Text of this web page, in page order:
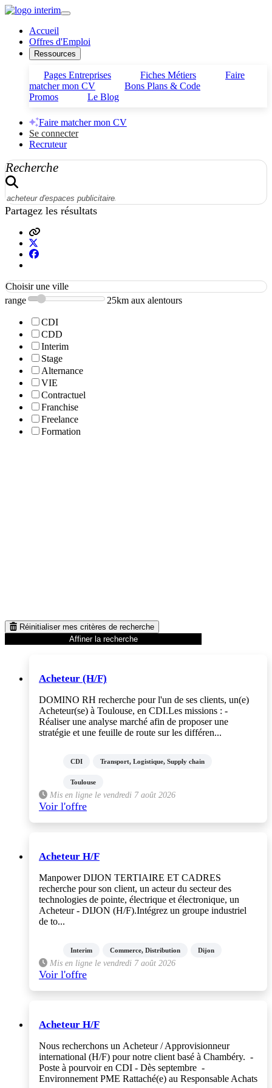
Accueil
Offres d'Emploi
Ressources
Pages Entreprises Fiches Métiers
Faire
matcher mon CV
Bons Plans & Code
Promos
Le Blog
Faire matcher mon CV
Se connecter
Recruteur
Recherche
Partagez les résultats
Choisir une ville
range
25km aux alentours
CDI
CDD
Interim
Stage
Alternance
VIE
Contractuel
Franchise
Freelance
Formation
Réinitialiser mes critères de recherche
Affiner la recherche
Acheteur (H/F)
DOMINO RH recherche pour l'un de ses clients, un(e)
Acheteur(se) à Toulouse, en CDI.Les missions : -
Réaliser une analyse marché afin de proposer une
stratégie et une feuille de route sur les différen...
CDI Transport, Logistique, Supply chain
Toulouse
Mis en ligne le vendredi 7 août 2026
Voir l'offre
Acheteur H/F
Manpower DIJON TERTIAIRE ET CADRES
recherche pour son client, un acteur du secteur des
technologies de pointe, électrique et électronique, un
Acheteur - DIJON (H/F).Intégrez un groupe industriel
de to...
Interim Commerce, Distribution Dijon
Mis en ligne le vendredi 7 août 2026
Voir l'offre
Acheteur H/F
Nous recherchons un Acheteur / Approvisionneur
international (H/F) pour notre client basé à Chambéry. -
Poste à pourvoir en CDI - Dès septembre -
Environnement PME Rattaché(e) au Responsable Achats